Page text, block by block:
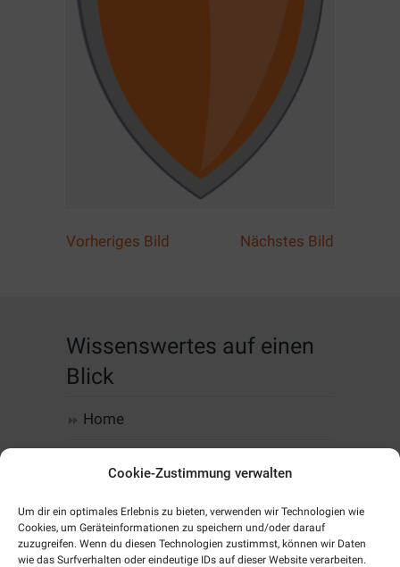
Cookie-Zustimmung verwalten
Um dir ein optimales Erlebnis zu bieten, verwenden wir Technologien wie
Cookies, um Geräteinformationen zu speichern und/oder darauf
zuzugreifen. Wenn du diesen Technologien zustimmst, können wir Daten
wie das Surfverhalten oder eindeutige IDs auf dieser Website verarbeiten.
Vorheriges Bild Nächstes Bild
Wissenswertes auf einen
Blick
Home
Web-Design & Hosting
Kommunikation